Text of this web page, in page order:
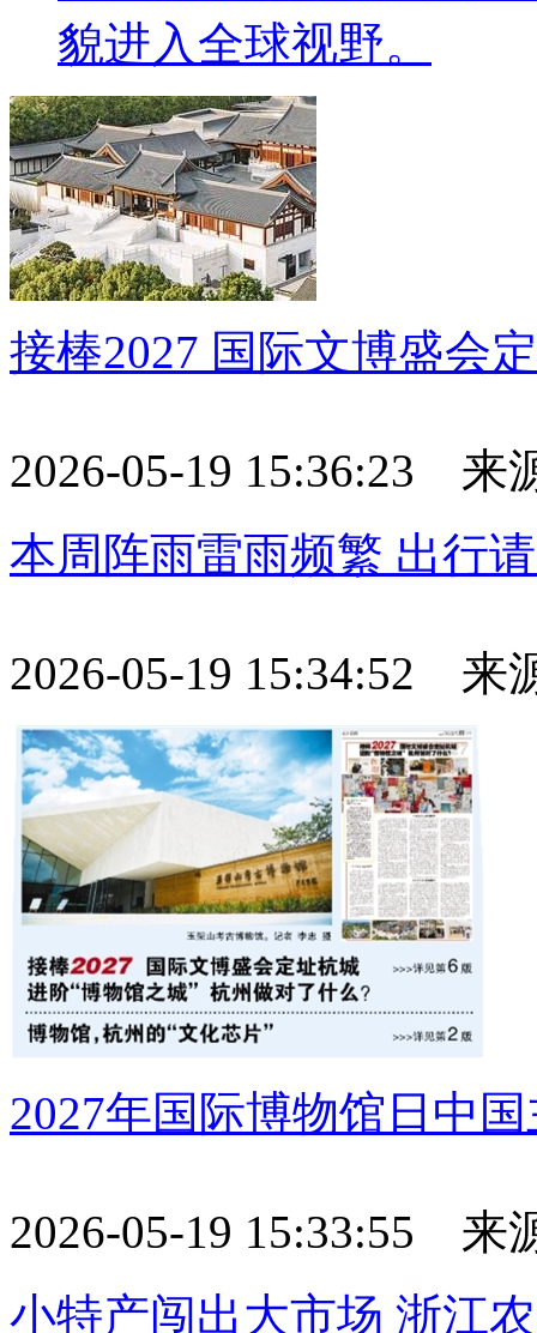
貌进入全球视野。
接棒2027 国际文博盛会
2026-05-19 15:36:23 来
本周阵雨雷雨频繁 出行
2026-05-19 15:34:52 来
2027年国际博物馆日中
2026-05-19 15:33:55 来
小特产闯出大市场 浙江